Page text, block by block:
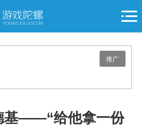
推广
基——“给他拿一份